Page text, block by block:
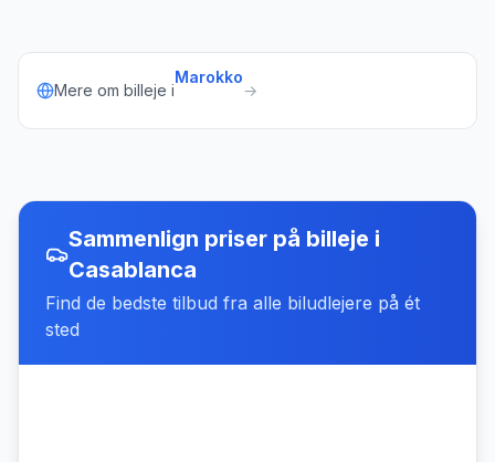
Mere om billeje i
Marokko
→
Sammenlign priser på billeje i
Casablanca
Find de bedste tilbud fra alle biludlejere på ét
sted